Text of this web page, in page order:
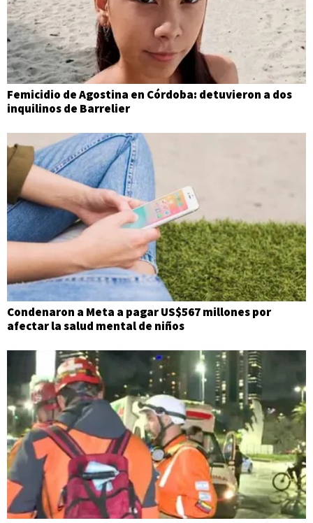
Femicidio de Agostina en Córdoba: detuvieron a dos
inquilinos de Barrelier
Condenaron a Meta a pagar US$567 millones por
afectar la salud mental de niños